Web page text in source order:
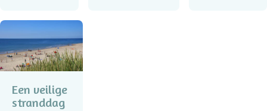
Een veilige
stranddag